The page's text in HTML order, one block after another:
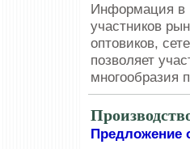
Информация в
участников
оптовиков,
позволяет
многообразия
Предложение